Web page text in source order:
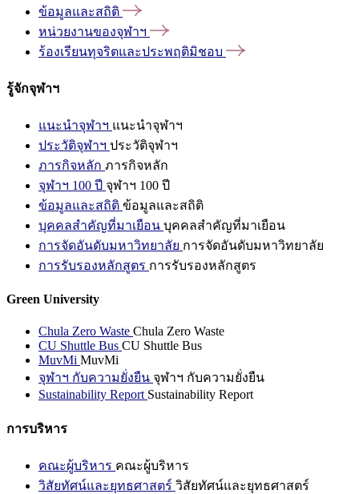
ข้อมูลและสถิติ
หน่วยงานของจุฬาฯ
ร้องเรียนทุจริตและประพฤติมิชอบ
รู้จักจุฬาฯ
แนะนำจุฬาฯ แนะนำจุฬาฯ
ประวัติจุฬาฯ ประวัติจุฬาฯ
ภารกิจหลัก ภารกิจหลัก
จุฬาฯ 100 ปี จุฬาฯ 100 ปี
ข้อมูลและสถิติ ข้อมูลและสถิติ
บุคคลสำคัญที่มาเยือน บุคคลสำคัญที่มาเยือน
การจัดอันดับมหาวิทยาลัย การจัดอันดับมหาวิทยาลัย
การรับรองหลักสูตร การรับรองหลักสูตร
Green University
Chula Zero Waste Chula Zero Waste
CU Shuttle Bus CU Shuttle Bus
MuvMi MuvMi
จุฬาฯ กับความยั่งยืน จุฬาฯ กับความยั่งยืน
Sustainability Report Sustainability Report
การบริหาร
คณะผู้บริหาร คณะผู้บริหาร
วิสัยทัศน์และยุทธศาสตร์ วิสัยทัศน์และยุทธศาสตร์